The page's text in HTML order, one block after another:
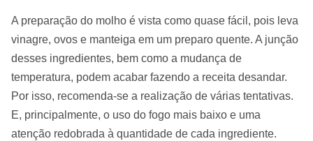
A preparação do molho é vista como quase fácil, pois leva
vinagre, ovos e manteiga em um preparo quente. A junção
desses ingredientes, bem como a mudança de
temperatura, podem acabar fazendo a receita desandar.
Por isso, recomenda-se a realização de várias tentativas.
E, principalmente, o uso do fogo mais baixo e uma
atenção redobrada à quantidade de cada ingrediente.